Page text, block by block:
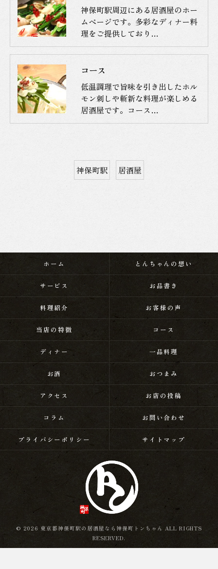
神保町駅周辺にある居酒屋のホー
ムページです。多彩なディナー料
理をご提供しており…
コース
低温調理で旨味を引き出したホル
モン刺しや斬新な料理が楽しめる
居酒屋です。コース…
神保町駅 居酒屋
ホーム とんちゃんの想い
サービス お品書き
料理紹介 お客様の声
当店の特徴 コース
ディナー 一品料理
お酒 おつまみ
アクセス お店の投稿
コラム お問い合わせ
プライバシーポリシー サイトマップ
© 2026 東京都神保町駅の居酒屋なら神保町トンちゃん ALL RIGHTS
RESERVED.